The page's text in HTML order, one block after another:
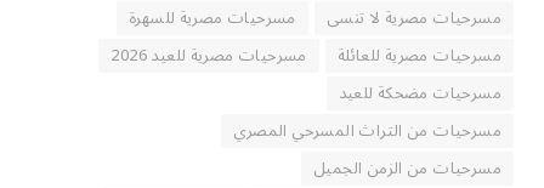
مسرحيات مصرية لا تنسى
مسرحيات مصرية للسهرة
مسرحيات مصرية للعائلة
مسرحيات مصرية للعيد 2026
مسرحيات مضحكة للعيد
مسرحيات من التراث المسرحي المصري
مسرحيات من الزمن الجميل